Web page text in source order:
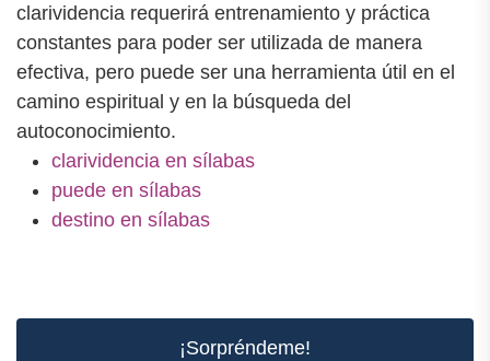
clarividencia requerirá entrenamiento y práctica
constantes para poder ser utilizada de manera
efectiva, pero puede ser una herramienta útil en el
camino espiritual y en la búsqueda del
autoconocimiento.
clarividencia en sílabas
puede en sílabas
destino en sílabas
¡Sorpréndeme!